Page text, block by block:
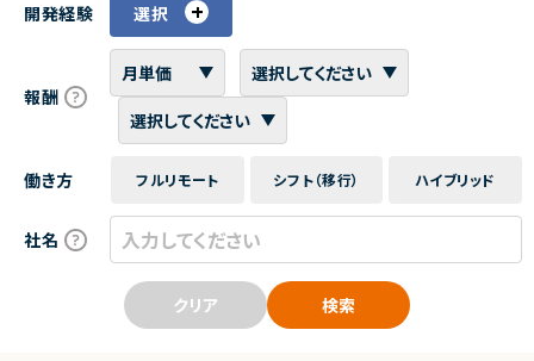
開発経験 選択
報酬
働き方 フルリモート シフト（移行） ハイブリッド
社名
クリア 検索